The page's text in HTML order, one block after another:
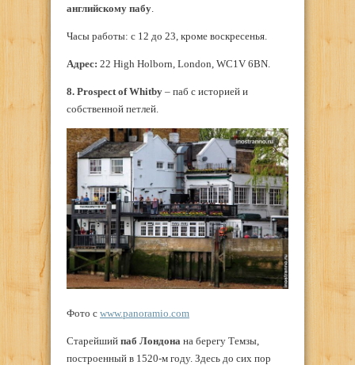
английскому пабу
Часы работы: с 12 до 23, кроме воскресенья.
Адрес: 22 High Holborn, London, WC1V 6BN.
8. Prospect of Whitby – паб с историей и
собственной петлей.
Фото с www.panoramio.com
Старейший паб Лондона на берегу Темзы,
построенный в 1520-м году. Здесь до сих пор